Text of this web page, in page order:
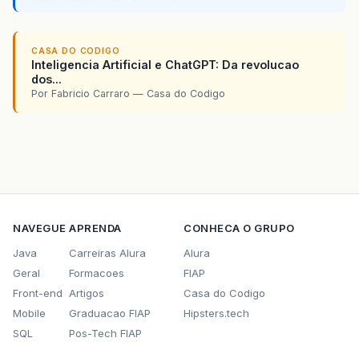
CASA DO CODIGO
Inteligencia Artificial e ChatGPT: Da revolucao
dos...
Por Fabricio Carraro — Casa do Codigo
NAVEGUE
Java
Geral
Front-end
Mobile
SQL
APRENDA
Carreiras Alura
Formacoes
Artigos
Graduacao FIAP
Pos-Tech FIAP
CONHECA O GRUPO
Alura
FIAP
Casa do Codigo
Hipsters.tech